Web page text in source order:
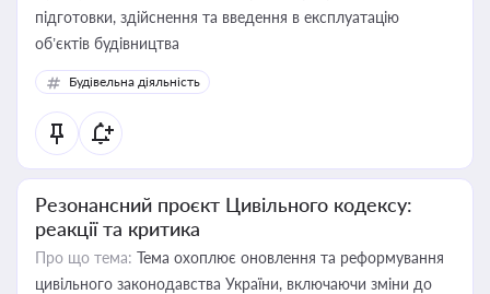
підготовки, здійснення та введення в експлуатацію
об’єктів будівництва
Будівельна діяльність
Резонансний проєкт Цивільного кодексу:
реакції та критика
Про що тема: Тема охоплює оновлення та реформування
цивільного законодавства України, включаючи зміни до